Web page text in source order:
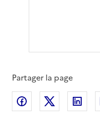
Partager la page
Partager surPartager